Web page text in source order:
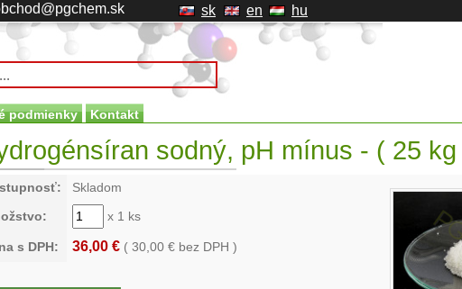
sk en hu
podmienky Kontakt
sodný, pH mínus - ( 25 kg
Skladom
x 1 ks
s DPH: 36,00 € ( 30,00 € bez DPH )